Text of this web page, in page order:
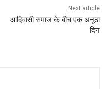
Next article
आदिवासी समाज के बीच एक अनूठा
दिन